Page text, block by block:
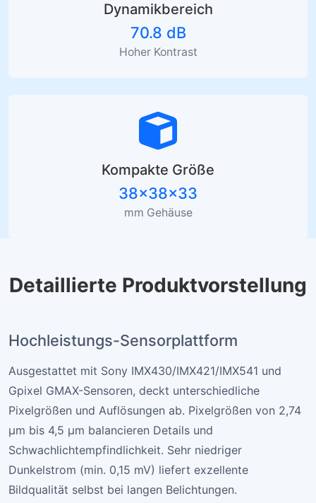
Dynamikbereich
70.8 dB
Hoher Kontrast
Kompakte Größe
38×38×33
mm Gehäuse
Detaillierte Produktvorstellung
Hochleistungs-Sensorplattform
Ausgestattet mit Sony IMX430/IMX421/IMX541 und
Gpixel GMAX-Sensoren, deckt unterschiedliche
Pixelgrößen und Auflösungen ab. Pixelgrößen von 2,74
µm bis 4,5 µm balancieren Details und
Schwachlichtempfindlichkeit. Sehr niedriger
Dunkelstrom (min. 0,15 mV) liefert exzellente
Bildqualität selbst bei langen Belichtungen.